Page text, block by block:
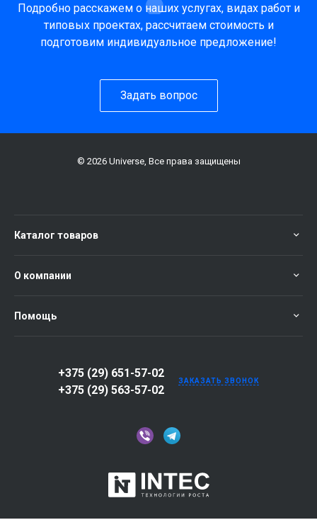
Подробно расскажем о наших услугах, видах работ и
типовых проектах, рассчитаем стоимость и
подготовим индивидуальное предложение!
Задать вопрос
© 2026 Universe, Все права защищены
Каталог товаров
О компании
Помощь
+375 (29) 651-57-02
+375 (29) 563-57-02
ЗАКАЗАТЬ ЗВОНОК